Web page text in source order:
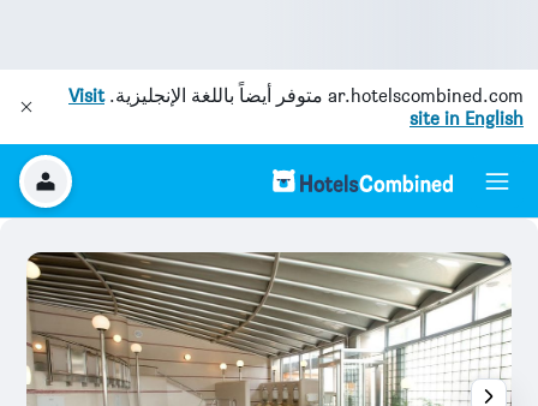
ar.hotelscombined.com متوفر أيضاً باللغة الإنجليزية.Visit
site in English